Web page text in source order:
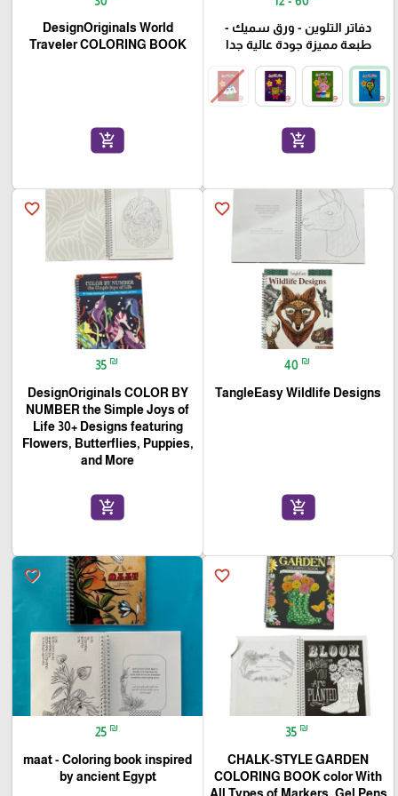
دفاتر التلوين - ورق سميك -
طبعة مميزة جودة عالية جدا
add_shopping_cart
DesignOriginals World
Traveler COLORING BOOK
add_shopping_cart
favorite_border
40 ₪
TangleEasy Wildlife Designs
add_shopping_cart
favorite_border
35 ₪
DesignOriginals COLOR BY
NUMBER the Simple Joys of
Life 30+ Designs featuring
Flowers, Butterflies, Puppies,
and More
add_shopping_cart
favorite_border
35 ₪
CHALK-STYLE GARDEN
COLORING BOOK color With
All Types of Markers, Gel Pens
favorite_border
25 ₪
maat - Coloring book inspired
by ancient Egypt